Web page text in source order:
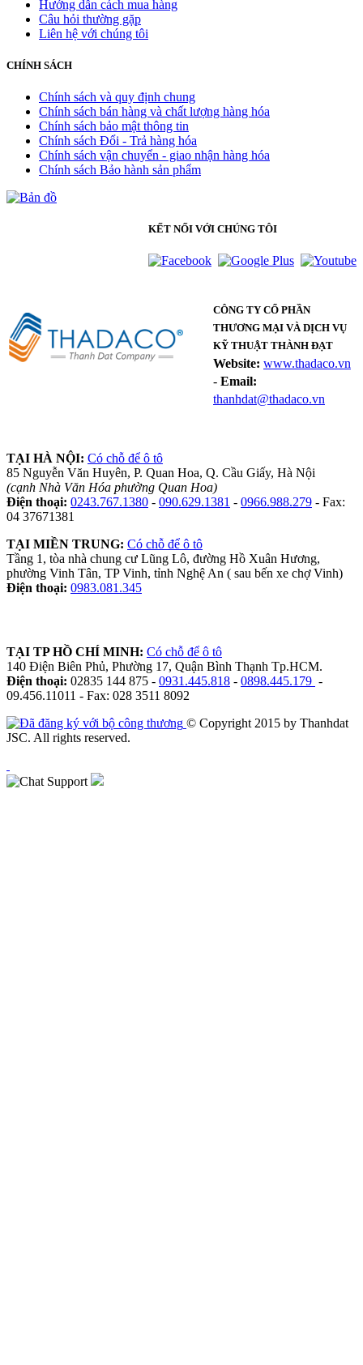
Hướng dẫn cách mua hàng
Câu hỏi thường gặp
Liên hệ với chúng tôi
CHÍNH SÁCH
Chính sách và quy định chung
Chính sách bán hàng và chất lượng hàng hóa
Chính sách bảo mật thông tin
Chính sách Đổi - Trả hàng hóa
Chính sách vận chuyển - giao nhận hàng hóa
Chính sách Bảo hành sản phẩm
KẾT NỐI VỚI CHÚNG TÔI
CÔNG TY CỔ PHẦN
THƯƠNG MẠI VÀ DỊCH VỤ
KỸ THUẬT THÀNH ĐẠT
Website: www.thadaco.vn
- Email:
thanhdat@thadaco.vn
TẠI HÀ NỘI: Có chỗ để ô tô
85 Nguyễn Văn Huyên, P. Quan Hoa, Q. Cầu Giấy, Hà Nội
(cạnh Nhà Văn Hóa phường Quan Hoa)
Điện thoại: 0243.767.1380 - 090.629.1381 - 0966.988.279 - Fax:
04 37671381
TẠI MIỀN TRUNG: Có chỗ để ô tô
Tầng 1, tòa nhà chung cư Lũng Lô, đường Hồ Xuân Hương,
phường Vinh Tân, TP Vinh, tỉnh Nghệ An ( sau bến xe chợ Vinh)
Điện thoại: 0983.081.345
TẠI TP HỒ CHÍ MINH: Có chỗ để ô tô
140 Điện Biên Phủ, Phường 17, Quận Bình Thạnh Tp.HCM.
Điện thoại: 02835 144 875 - 0931.445.818 - 0898.445.179 -
09.456.11011 - Fax: 028 3511 8092
© Copyright 2015 by Thanhdat
JSC. All rights reserved.